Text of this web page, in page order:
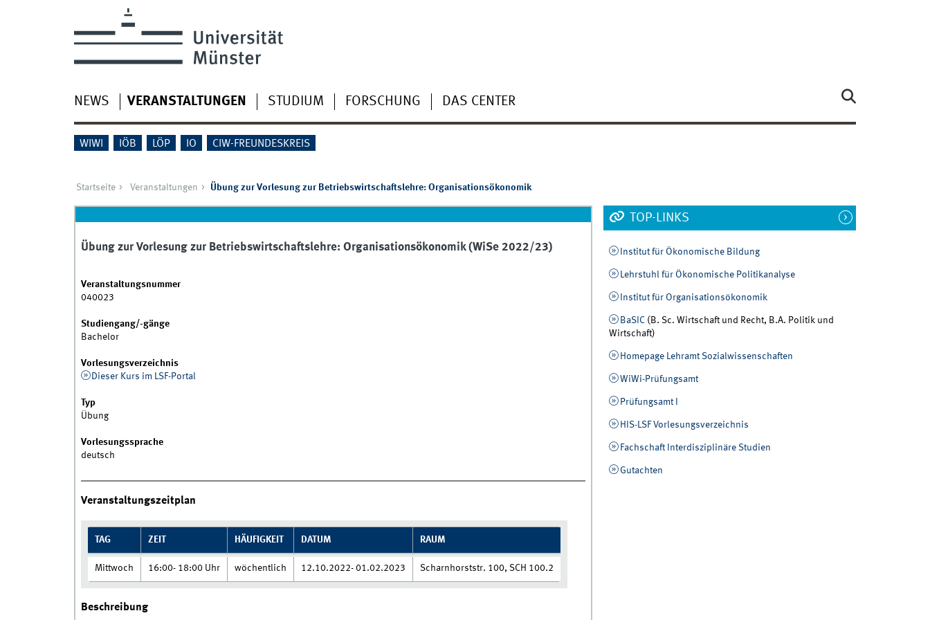
NEWS VERANSTALTUNGEN STUDIUM FORSCHUNG DAS CENTER
WIWI IÖB LÖP IO CIW-FREUNDESKREIS
Startseite Veranstaltungen Übung zur Vorlesung zur Betriebswirtschaftslehre: Organisationsökonomik
Übung zur Vorlesung zur Betriebswirtschaftslehre: Organisationsökonomik (WiSe 2022/23)
Veranstaltungsnummer
040023
Studiengang/-gänge
Bachelor
Vorlesungsverzeichnis
Dieser Kurs im LSF-Portal
Typ
Übung
Vorlesungssprache
deutsch
Veranstaltungszeitplan
TAG ZEIT HÄUFIGKEIT DATUM RAUM
Mittwoch 16:00- 18:00 Uhr wöchentlich 12.10.2022- 01.02.2023 Scharnhorststr. 100, SCH 100.2
Beschreibung
TOP-LINKS
Institut für Ökonomische Bildung
Lehrstuhl für Ökonomische Politikanalyse
Institut für Organisationsökonomik
BaSIC(B. Sc. Wirtschaft und Recht, B.A. Politik und
Wirtschaft)
Homepage Lehramt Sozialwissenschaften
WiWi-Prüfungsamt
Prüfungsamt I
HIS-LSF Vorlesungsverzeichnis
Fachschaft Interdisziplinäre Studien
Gutachten